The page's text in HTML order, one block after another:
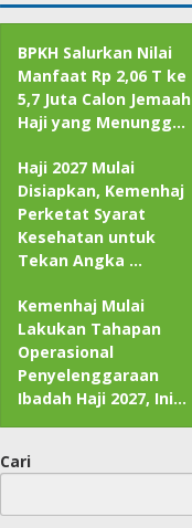
BPKH Salurkan Nilai
Manfaat Rp 2,06 T ke
5,7 Juta Calon Jemaah
Haji yang Menungg…
Haji 2027 Mulai
Disiapkan, Kemenhaj
Perketat Syarat
Kesehatan untuk
Tekan Angka …
Kemenhaj Mulai
Lakukan Tahapan
Operasional
Penyelenggaraan
Ibadah Haji 2027, Ini…
Cari